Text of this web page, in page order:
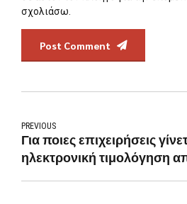
σχολιάσω.
Post Comment
PREVIOUS
Για ποιες επιχειρήσεις
ηλεκτρονική τιμολόγηση